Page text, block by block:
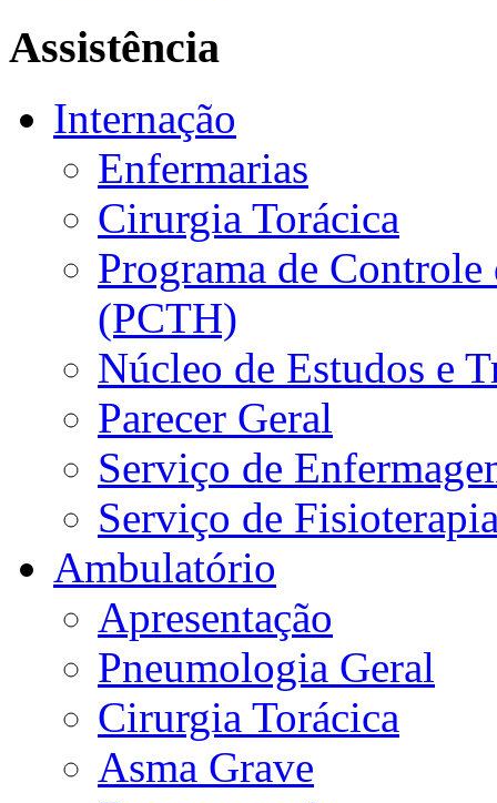
Assistência
Internação
Enfermarias
Cirurgia Torácica
Programa de
(PCTH)
Núcleo de Estudos e
Parecer Geral
Serviço de
Serviço de
Ambulatório
Apresentação
Pneumologia Geral
Cirurgia Torácica
Asma Grave